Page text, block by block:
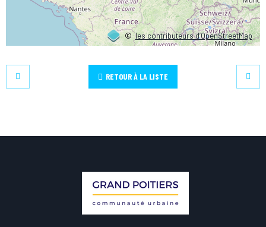
©les contributeurs d’OpenStreetMap
RETOUR À LA LISTE